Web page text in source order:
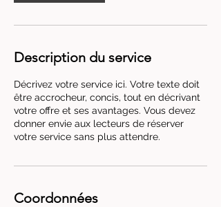
Description du service
Décrivez votre service ici. Votre texte doit
être accrocheur, concis, tout en décrivant
votre offre et ses avantages. Vous devez
donner envie aux lecteurs de réserver
votre service sans plus attendre.
Coordonnées